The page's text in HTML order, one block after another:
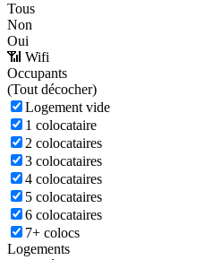
Tous
Non
Oui
📶 Wifi
Occupants
(Tout décocher)
Logement vide
1 colocataire
2 colocataires
3 colocataires
4 colocataires
5 colocataires
6 colocataires
7+ colocs
Logements